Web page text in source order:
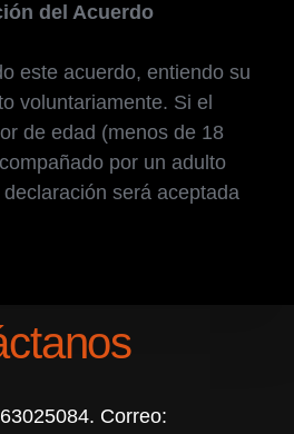
del Acuerdo
este acuerdo, entiendo su
voluntariamente. Si el
de edad (menos de 18
por un adulto
será aceptada
Correo: